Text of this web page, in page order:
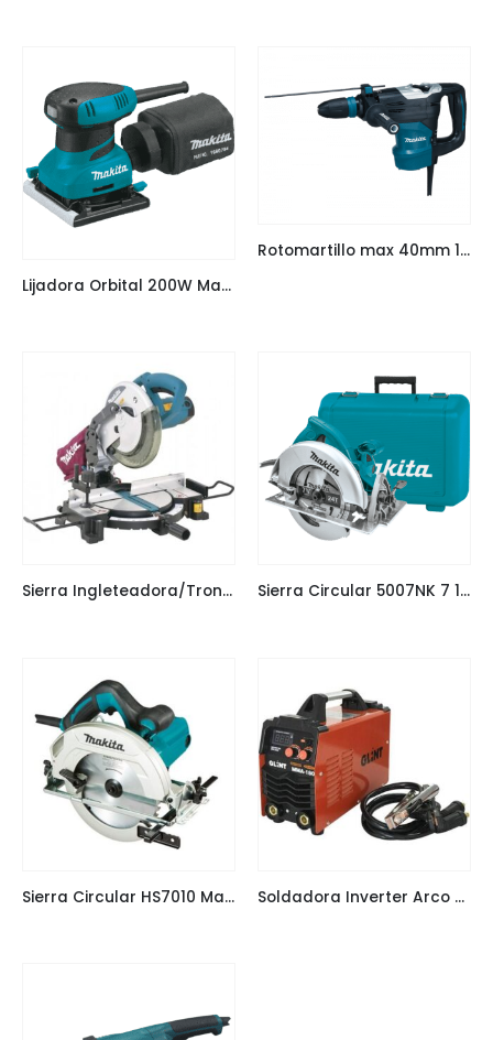
Lijadora Orbital 200W Makita BO4556
Rotomartillo max 40mm 1.100W Makita HR4003C
Sierra Ingleteadora/Tronzadora MLS100 Sierra Circular 5007NK 7 1/4 1.800W Makita
Sierra Circular HS7010 Makita 7 1/4″ 1.600W Soldadora Inverter Arco Manual TIG 180Ah Glint GLINT-180